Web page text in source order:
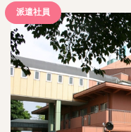
派遣社員